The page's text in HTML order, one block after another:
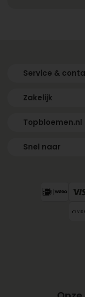
Service &
Zakelijk
Topbloemen.nl
Snel naar